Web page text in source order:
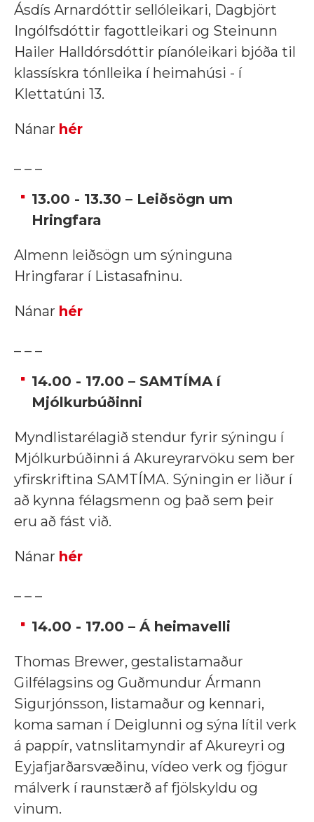
Ásdís Arnardóttir sellóleikari, Dagbjört
Ingólfsdóttir fagottleikari og Steinunn
Hailer Halldórsdóttir píanóleikari bjóða til
klassískra tónlleika í heimahúsi - í
Klettatúni 13.
Nánar hér
13.00 - 13.30 – Leiðsögn um
Hringfara
Almenn leiðsögn um sýninguna
Hringfarar í Listasafninu.
Nánar hér
14.00 - 17.00 – SAMTÍMA í
Mjólkurbúðinni
Myndlistarélagið stendur fyrir sýningu í
Mjólkurbúðinni á Akureyrarvöku sem ber
yfirskriftina SAMTÍMA. Sýningin er liður í
að kynna félagsmenn og það sem þeir
eru að fást við.
Nánar hér
14.00 - 17.00 – Á heimavelli
Thomas Brewer, gestalistamaður
Gilfélagsins og Guðmundur Ármann
Sigurjónsson, listamaður og kennari,
koma saman í Deiglunni og sýna lítil verk
á pappír, vatnslitamyndir af Akureyri og
Eyjafjarðarsvæðinu, vídeo verk og fjögur
málverk í raunstærð af fjölskyldu og
vinum.